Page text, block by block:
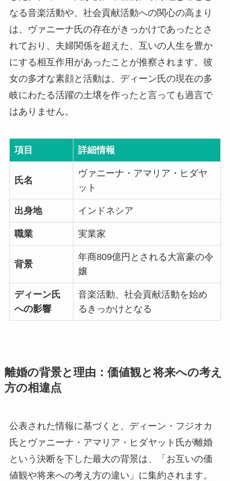
なる音楽活動や、社会貢献活動への関心の高まり
は、ヴァニーナ氏の存在がきっかけであったとさ
れており、夫婦関係を超えた、互いの人生を豊か
にする相互作用があったことが推察されます。彼
女の多才な素顔と活動は、ディーン氏の現在の多
岐にわたる活躍の土壌を作ったと言っても過言で
はありません。
項目 詳細情報
氏名
ヴァニーナ・アマリア・ヒダヤ
ット
出身地 インドネシア
職業 実業家
背景
年商809億円とされる大富豪の令
嬢
ディーン氏
への影響
音楽活動、社会貢献活動を始め
るきっかけとなる
離婚の背景と理由：価値観と将来への考え
方の相違点
公表された情報に基づくと、ディーン・フジオカ
氏とヴァニーナ・アマリア・ヒダヤット氏が離婚
という決断を下した最大の背景は、「お互いの価
値観や将来への考え方の違い」に集約されます。